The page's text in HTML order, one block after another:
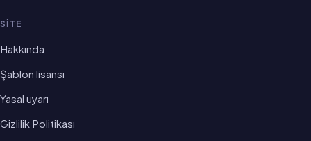
SITE
Hakkında
Şablon lisansı
Yasal uyarı
Gizlilik Politikası